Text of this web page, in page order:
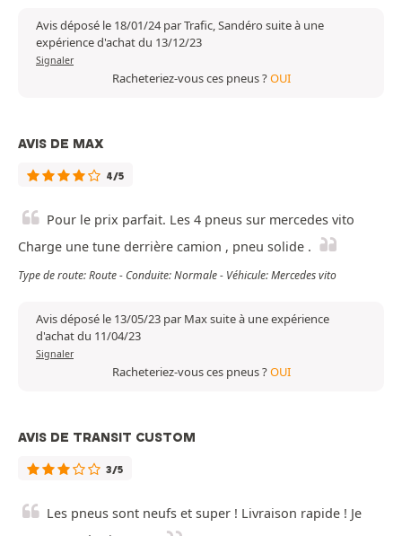
Avis déposé le 18/01/24 par Trafic, Sandéro suite à une
expérience d'achat du 13/12/23
Signaler
Racheteriez-vous ces pneus ?OUI
AVIS DE MAX
4/5
Pour le prix parfait. Les 4 pneus sur mercedes vito
Charge une tune derrière camion , pneu solide .
Type de route: Route - Conduite: Normale - Véhicule: Mercedes vito
Avis déposé le 13/05/23 par Max suite à une expérience
d'achat du 11/04/23
Signaler
Racheteriez-vous ces pneus ?OUI
AVIS DE TRANSIT CUSTOM
3/5
Les pneus sont neufs et super ! Livraison rapide ! Je